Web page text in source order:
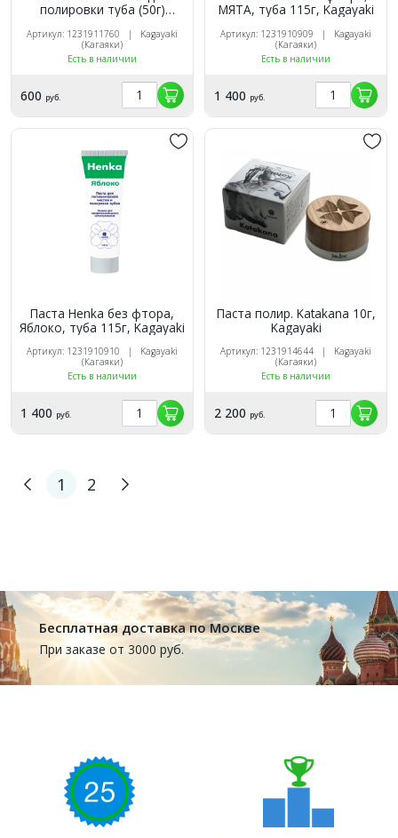
полировки туба (50г)
Артикул: 1231911760 | Kagayaki
(Кагаяки)
Есть в наличии
600 руб.
МЯТА, туба 115г, Kagayaki
Артикул: 1231910909 | Kagayaki
(Кагаяки)
Есть в наличии
1 400 руб.
Паста Henka без фтора,
Яблоко, туба 115г, Kagayaki
Артикул: 1231910910 | Kagayaki
(Кагаяки)
Есть в наличии
1 400 руб.
Паста полир. Katakana 10г,
Kagayaki
Артикул: 1231914644 | Kagayaki
(Кагаяки)
Есть в наличии
2 200 руб.
1 2
Бесплатная доставка по Москве
При заказе от 3000 руб.